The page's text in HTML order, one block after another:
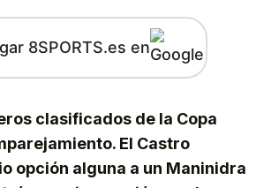
8SPORTS.es en
clasificados de la Copa
El Castro
opción alguna a un Maninidra